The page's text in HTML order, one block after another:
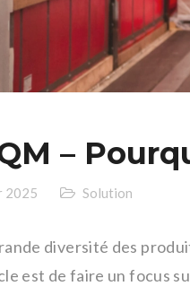
–
2025 Solution
diversité des
est de faire un focus